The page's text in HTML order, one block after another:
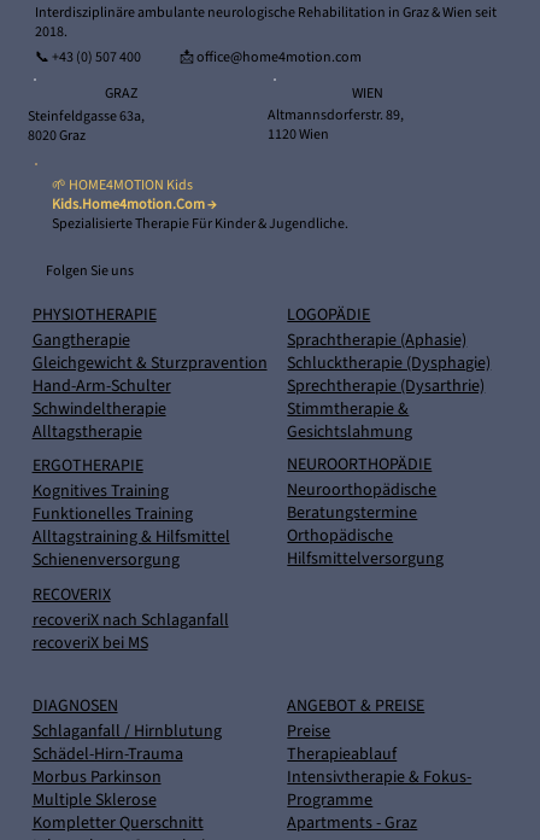
ANGEBOT & PREISE
Preise
Therapieablauf
Intensivtherapie & Fokus-
Programme
Apartments - Graz
LOGOPÄDIE
Sprachtherapie (Aphasie)
Schlucktherapie (Dysphagie)
Sprechtherapie (Dysarthrie)
Stimmtherapie &
Gesichtslahmung
NEUROORTHOPÄDIE
Neuroorthopädische
Beratungstermine
Orthopädische
Hilfsmittelversorgung
Interdisziplinäre ambulante neurologische Rehabilitation in Graz & Wien seit
2018.
📞+43 (0) 507 400 📩 office@home4motion.com
GRAZ
Steinfeldgasse 63a,
8020 Graz
WIEN
Altmannsdorferstr. 89,
1120 Wien
🌱 HOME4MOTION Kids
Kids.home4motion.com →
Spezialisierte Therapie Für Kinder & Jugendliche.
Folgen Sie uns
PHYSIOTHERAPIE
Gangtherapie
Gleichgewicht & Sturzpravention
Hand-Arm-Schulter
Schwindeltherapie
Alltagstherapie
ERGOTHERAPIE
Kognitives Training
Funktionelles Training
Alltagstraining & Hilfsmittel
Schienenversorgung
RECOVERIX
recoveriX nach Schlaganfall
recoveriX bei MS
DIAGNOSEN
Schlaganfall / Hirnblutung
Schädel-Hirn-Trauma
Morbus Parkinson
Multiple Sklerose
Kompletter Querschnitt